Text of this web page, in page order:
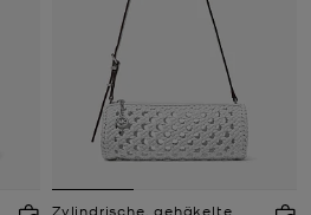
Zylindrische, gehäkelte